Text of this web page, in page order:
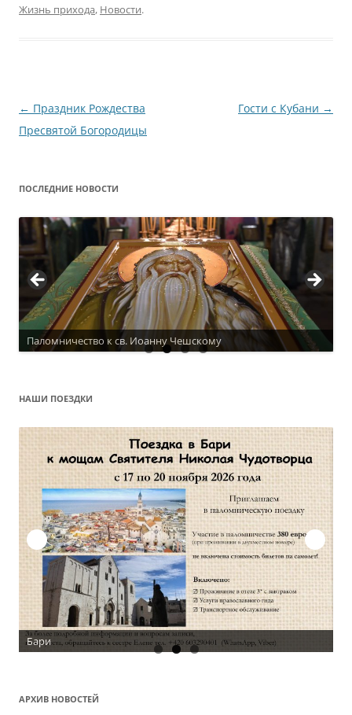
Жизнь прихода, Новости.
Навигация
по
← Праздник Рождества
Пресвятой Богородицы
Гости с Кубани →
ПОСЛЕДНИЕ НОВОСТИ
Паломничество к св. Иоанну Чешскому
Актуальное расписание
НАШИ ПОЕЗДКИ
АРХИВ НОВОСТЕЙ